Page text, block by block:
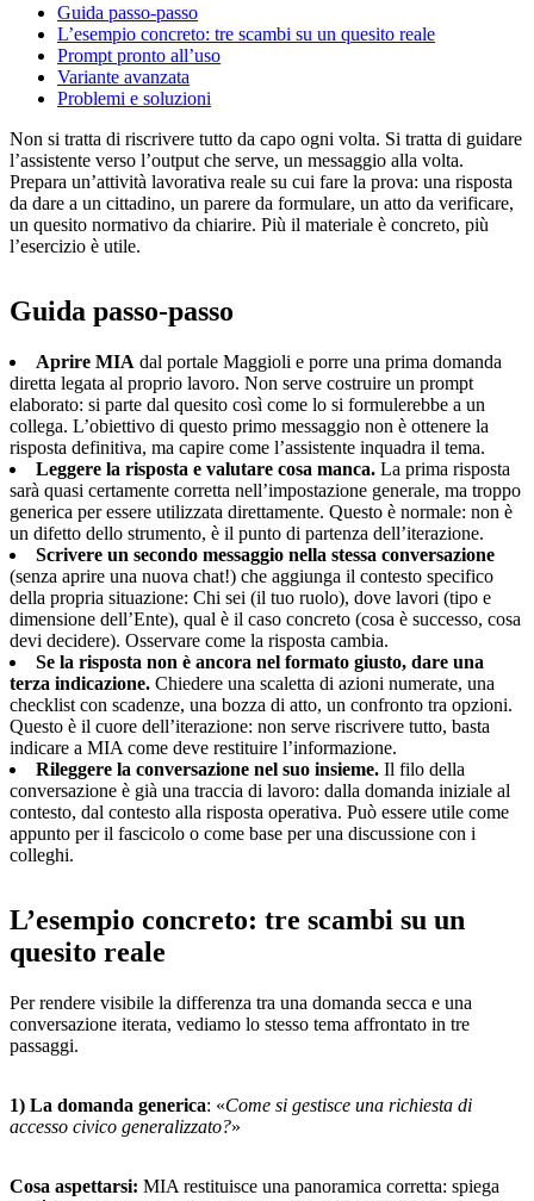
Guida passo-passo
L’esempio concreto: tre scambi su un quesito reale
Prompt pronto all’uso
Variante avanzata
Problemi e soluzioni
Non si tratta di riscrivere tutto da capo ogni volta. Si tratta di guidare
l’assistente verso l’output che serve, un messaggio alla volta.
Prepara un’attività lavorativa reale su cui fare la prova: una risposta
da dare a un cittadino, un parere da formulare, un atto da verificare,
un quesito normativo da chiarire. Più il materiale è concreto, più
l’esercizio è utile.
Guida passo-passo
Aprire MIA dal portale Maggioli e porre una prima domanda
diretta legata al proprio lavoro. Non serve costruire un prompt
elaborato: si parte dal quesito così come lo si formulerebbe a un
collega. L’obiettivo di questo primo messaggio non è ottenere la
risposta definitiva, ma capire come l’assistente inquadra il tema.
Leggere la risposta e valutare cosa manca. La prima risposta
sarà quasi certamente corretta nell’impostazione generale, ma troppo
generica per essere utilizzata direttamente. Questo è normale: non è
un difetto dello strumento, è il punto di partenza dell’iterazione.
Scrivere un secondo messaggio nella stessa conversazione
(senza aprire una nuova chat!) che aggiunga il contesto specifico
della propria situazione: Chi sei (il tuo ruolo), dove lavori (tipo e
dimensione dell’Ente), qual è il caso concreto (cosa è successo, cosa
devi decidere). Osservare come la risposta cambia.
Se la risposta non è ancora nel formato giusto, dare una
terza indicazione. Chiedere una scaletta di azioni numerate, una
checklist con scadenze, una bozza di atto, un confronto tra opzioni.
Questo è il cuore dell’iterazione: non serve riscrivere tutto, basta
indicare a MIA come deve restituire l’informazione.
Rileggere la conversazione nel suo insieme. Il filo della
conversazione è già una traccia di lavoro: dalla domanda iniziale al
contesto, dal contesto alla risposta operativa. Può essere utile come
appunto per il fascicolo o come base per una discussione con i
colleghi.
L’esempio concreto: tre scambi su un
quesito reale
Per rendere visibile la differenza tra una domanda secca e una
conversazione iterata, vediamo lo stesso tema affrontato in tre
passaggi.
1) La domanda generica: «Come si gestisce una richiesta di
accesso civico generalizzato?»
Cosa aspettarsi: MIA restituisce una panoramica corretta: spiega